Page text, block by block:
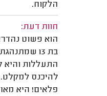
הלקוח.
חוות דעת:
הוא פשוט
בת 13
התעללות והיא
להיכנס
פלאים! היא